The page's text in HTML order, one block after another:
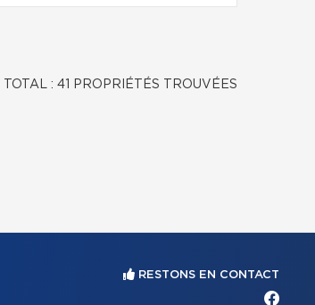
TOTAL : 41 PROPRIÉTÉS TROUVÉES
RESTONS EN CONTACT